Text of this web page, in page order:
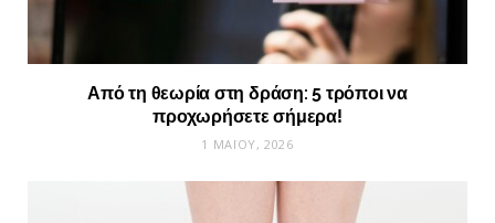
Από τη θεωρία στη δράση: 5 τρόποι να
προχωρήσετε σήμερα!
1 ΜΑΪ́ΟΥ, 2026